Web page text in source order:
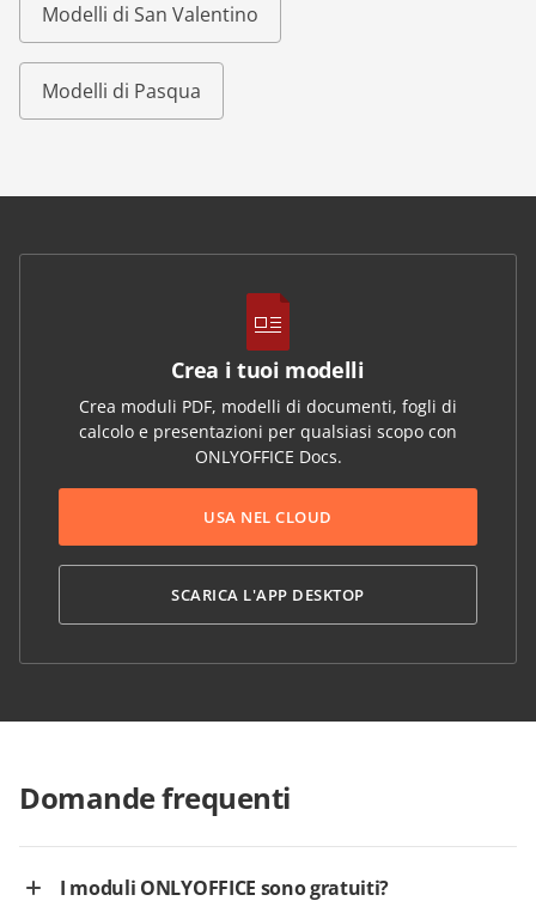
Modelli di San Valentino
Modelli di Pasqua
Crea i tuoi modelli
Crea moduli PDF, modelli di documenti, fogli di
calcolo e presentazioni per qualsiasi scopo con
ONLYOFFICE Docs.
USA NEL CLOUD
SCARICA L'APP DESKTOP
Domande frequenti
I moduli ONLYOFFICE sono gratuiti?